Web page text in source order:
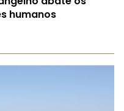
humanos